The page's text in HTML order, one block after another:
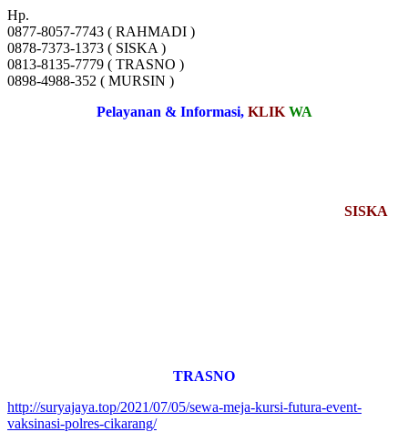
Hp.
0877-8057-7743 ( RAHMADI )
0878-7373-1373 ( SISKA )
0813-8135-7779 ( TRASNO )
0898-4988-352 ( MURSIN )
Pelayanan & Informasi, KLIK WA
SISKA
TRASNO
http://suryajaya.top/2021/07/05/sewa-meja-kursi-futura-event-
vaksinasi-polres-cikarang/